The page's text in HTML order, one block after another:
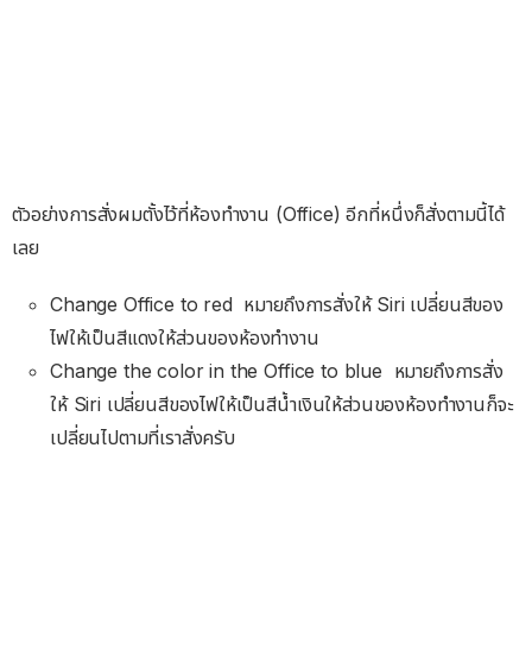
ตัวอย่างการสั่งผมตั้งไว้ที่ห้องทำงาน (Office) อีกที่หนึ่งก็สั่งตามนี้ได้
เลย
Change Office to red หมายถึงการสั่งให้ Siri เปลี่ยนสีของ
ไฟให้เป็นสีแดงให้ส่วนของห้องทำงาน
Change the color in the Office to blue หมายถึงการสั่ง
ให้ Siri เปลี่ยนสีของไฟให้เป็นสีน้ำเงินให้ส่วนของห้องทำงานก็จะ
เปลี่ยนไปตามที่เราสั่งครับ